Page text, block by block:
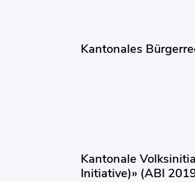
Kantonales
Kantonale
Initiative)» (ABl